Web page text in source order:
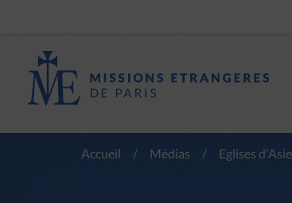
Accueil / Médias / Eglises d'Asie